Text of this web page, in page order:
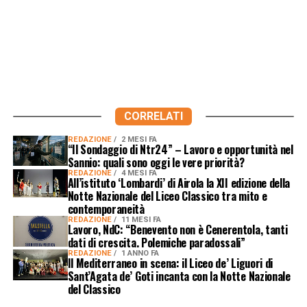
CORRELATI
REDAZIONE 2 MESI FA
“Il Sondaggio di Ntr24” – Lavoro e opportunità nel
Sannio: quali sono oggi le vere priorità?
REDAZIONE 4 MESI FA
All’istituto ‘Lombardi’ di Airola la XII edizione della
Notte Nazionale del Liceo Classico tra mito e
contemporaneità
REDAZIONE 11 MESI FA
Lavoro, NdC: “Benevento non è Cenerentola, tanti
dati di crescita. Polemiche paradossali”
REDAZIONE 1 ANNO FA
Il Mediterraneo in scena: il Liceo de’ Liguori di
Sant’Agata de’ Goti incanta con la Notte Nazionale
del Classico